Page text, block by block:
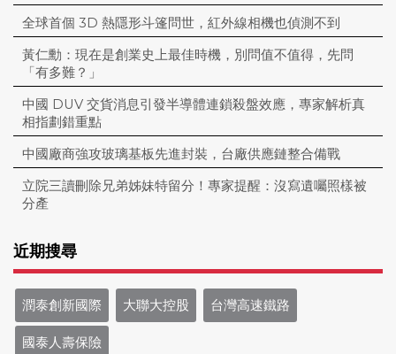
全球首個 3D 熱隱形斗篷問世，紅外線相機也偵測不到
黃仁勳：現在是創業史上最佳時機，別問值不值得，先問
「有多難？」
中國 DUV 交貨消息引發半導體連鎖殺盤效應，專家解析真
相指劃錯重點
中國廠商強攻玻璃基板先進封裝，台廠供應鏈整合備戰
立院三讀刪除兄弟姊妹特留分！專家提醒：沒寫遺囑照樣被
分產
近期搜尋
潤泰創新國際 大聯大控股 台灣高速鐵路
國泰人壽保險